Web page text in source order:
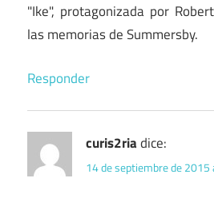
"Ike", protagonizada por
las memorias de Summersby.
Responder
curis2riadice:
14 de septiembre de 2015